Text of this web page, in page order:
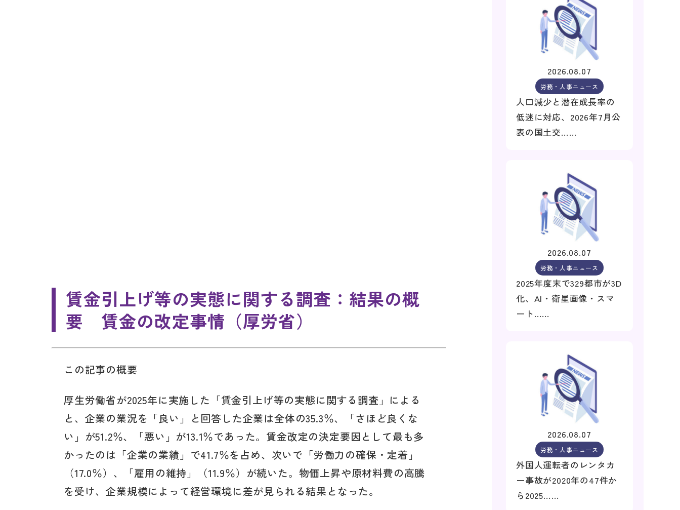
賃金引上げ等の実態に関する調査：結果の概
要 賃金の改定事情（厚労省）
この記事の概要
厚生労働省が2025年に実施した「賃金引上げ等の実態に関する調査」による
と、企業の業況を「良い」と回答した企業は全体の35.3％、「さほど良くな
い」が51.2％、「悪い」が13.1％であった。賃金改定の決定要因として最も多
かったのは「企業の業績」で41.7％を占め、次いで「労働力の確保・定着」
（17.0％）、「雇用の維持」（11.9％）が続いた。物価上昇や原材料費の高騰
を受け、企業規模によって経営環境に差が見られる結果となった。
2026.08.07
労務・人事ニュース
人口減少と潜在成長率の
低迷に対応、2026年7月公
表の国土交……
2026.08.07
労務・人事ニュース
2025年度末で329都市が3D
化、AI・衛星画像・スマ
ート……
2026.08.07
労務・人事ニュース
外国人運転者のレンタカ
ー事故が2020年の47件か
ら2025……